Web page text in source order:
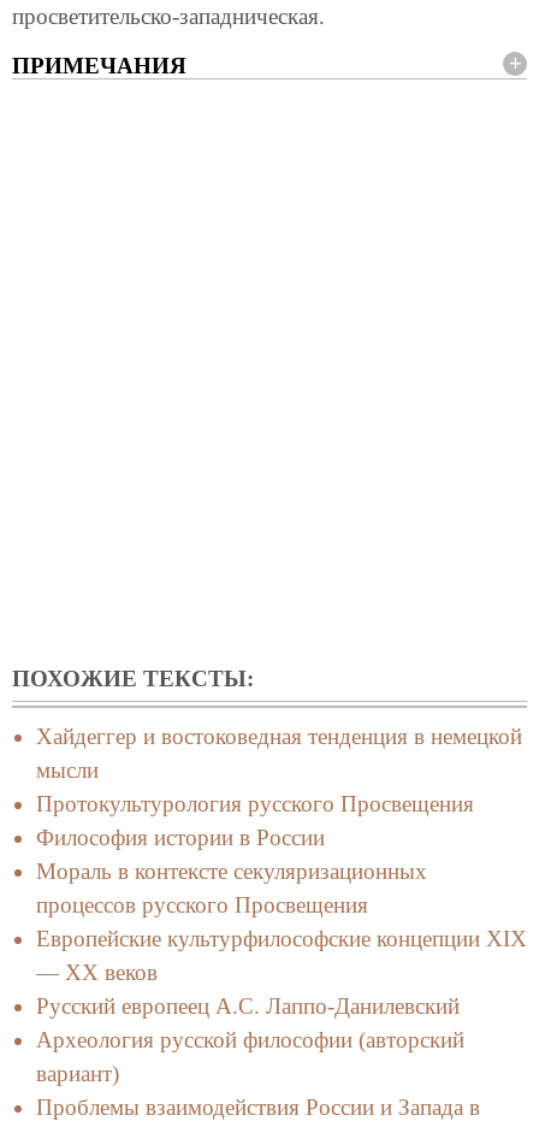
просветительско-западническая.
ПРИМЕЧАНИЯ
ПОХОЖИЕ ТЕКСТЫ:
Хайдеггер и востоковедная тенденция в немецкой
мысли
Протокультурология русского Просвещения
Философия истории в России
Мораль в контексте секуляризационных
процессов русского Просвещения
Европейские культурфилософские концепции XIX
— XX веков
Русский европеец А.С. Лаппо-Данилевский
Археология русской философии (авторский
вариант)
Проблемы взаимодействия России и Запада в